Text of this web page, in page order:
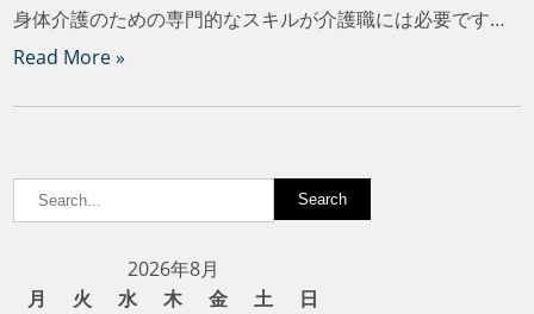
身体介護のための専門的なスキルが介護職には必要です…
Read More »
2026年8月
月
火 水 木 金 土
日